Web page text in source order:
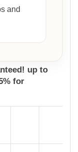
and
up to
for